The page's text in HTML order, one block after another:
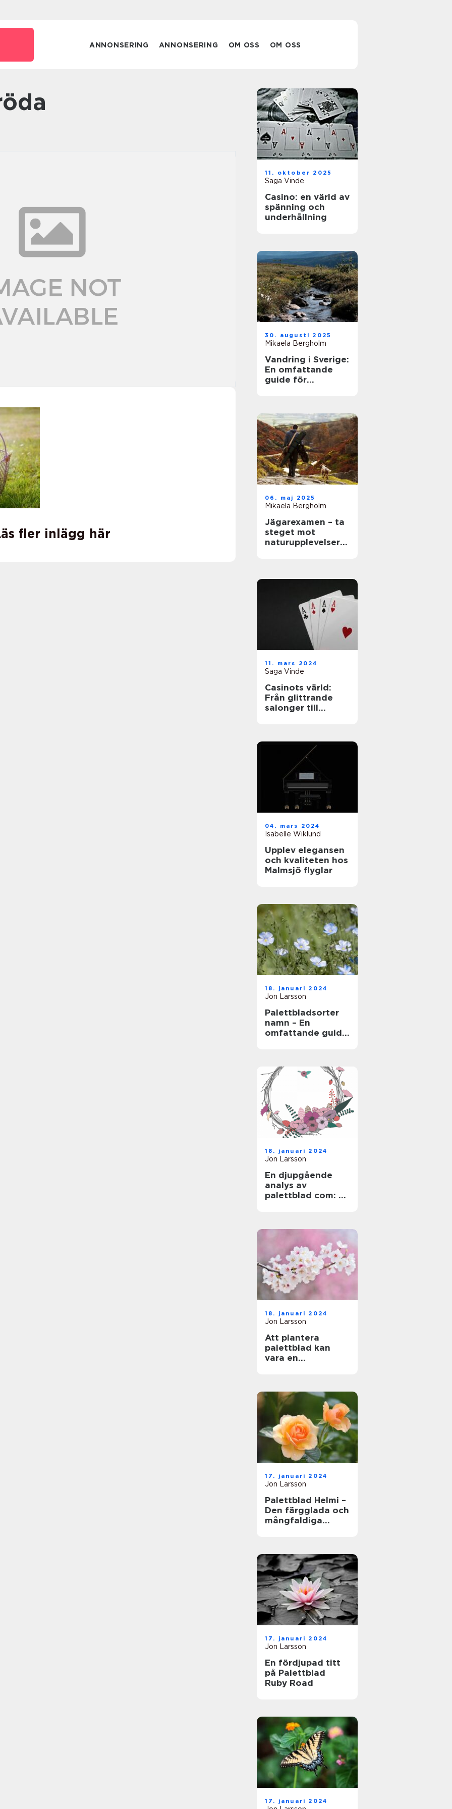
ANNONSERING ANNONSERING OM OSS OM OSS
fler inlägg här
11. oktober 2025
Saga Vinde
Casino: en värld av
spänning och
underhållning
30. augusti 2025
Mikaela Bergholm
Vandring i Sverige:
En omfattande
guide för
06. maj 2025
Mikaela Bergholm
Jägarexamen – ta
steget mot
naturupplevelser
11. mars 2024
Saga Vinde
Casinots värld:
Från glittrande
salonger till
04. mars 2024
Isabelle Wiklund
Upplev elegansen
och kvaliteten hos
Malmsjö flyglar
18. januari 2024
Jon Larsson
Palettbladsorter
namn – En
omfattande guide
18. januari 2024
Jon Larsson
En djupgående
analys av
palettblad com: En
18. januari 2024
Jon Larsson
Att plantera
palettblad kan
vara en
trädgårdsmästare
och nybörjare
17. januari 2024
Jon Larsson
Palettblad Helmi –
Den färgglada och
mångfaldiga
17. januari 2024
Jon Larsson
En fördjupad titt
på Palettblad
Ruby Road
17. januari 2024